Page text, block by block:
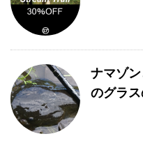
ナマゾ
のグラ